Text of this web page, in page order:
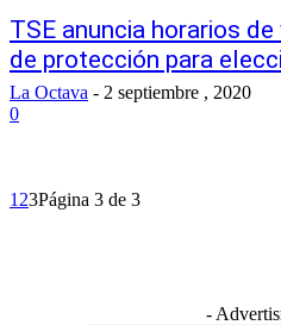
TSE anuncia horarios
de protección para
La Octava - 2 septiembre , 2020
0
1 23Página 3 de 3
-